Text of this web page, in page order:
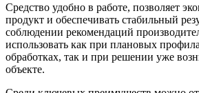
Средство удобно в работе, позволяет
продукт и обеспечивать стабильный
соблюдении рекомендаций
использовать как при плановых
обработках, так и при решении уже
объекте.